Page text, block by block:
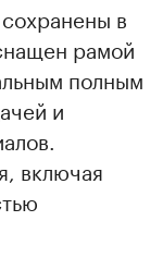
в
рамой
полным
и
включая